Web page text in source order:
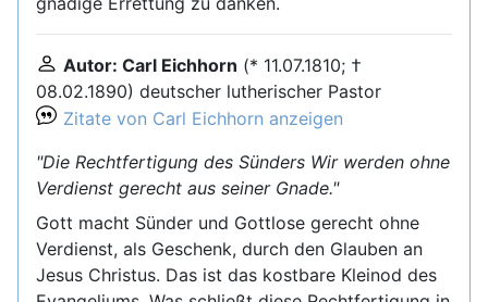
Autor: Carl Eichhorn (* 11.07.1810; †
08.02.1890) deutscher lutherischer Pastor
Zitate von Carl Eichhorn anzeigen
"Die Rechtfertigung des Sünders Wir werden ohne
Verdienst gerecht aus seiner Gnade."
Gott macht Sünder und Gottlose gerecht ohne
Verdienst, als Geschenk, durch den Glauben an
Jesus Christus. Das ist das kostbare Kleinod des